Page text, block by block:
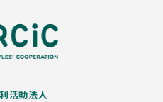
活動法人